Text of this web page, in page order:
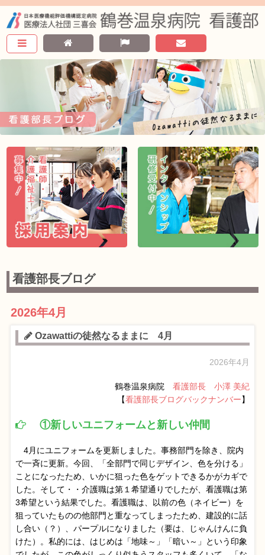
看護部長ブログ
2026年4月
Ozawattiの徒然なるままに 4月
2026年4月
鶴巻温泉病院看護部長 小澤 美紀
【看護部長ブログバックナンバー】
①新しいユニフォームと新しい仲間
4月にユニフォームを更新しました。事務部門を除き、院内
で一斉に更新。今回、「全部門で同じデザイン、色を分ける」
ことになったため、いかに狙った色をゲットできるかがカギで
した。そして・・介護職は第１希望通りでしたが、看護職は第
3希望という結果でした。看護職は、以前の色（ネイビー）を
狙っていたものの他部門と重なってしまったため、建設的に話
し合い（？）、パープルになりました（要は、じゃんけんに負
けた）。私的には、はじめは「地味～」「暗い～」という印象